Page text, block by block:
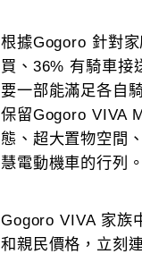
根據Gogoro 針對
買、36% 有騎車接
要一部能滿足各自
保留Gogoro VIVA
態、超大置物空間
慧電動機車的行列。
Gogoro VIVA 家族
和親民價格，立刻